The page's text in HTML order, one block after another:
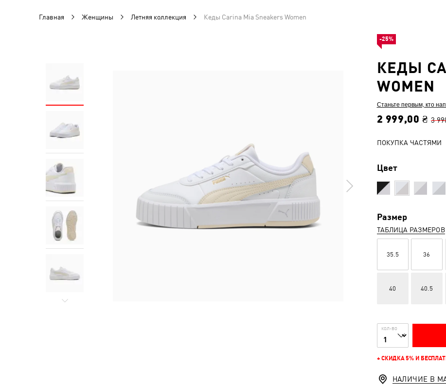
Главная Женщины Летняя коллекция Кеды Carina Mia Sneakers Women
КЕДЫ
WOMEN
Станьте первым, кто
2 999,00 ₴ 3
ПОКУПКА ЧАСТЯМИ
Цвет
Размер
ТАБЛИЦА РАЗМЕРОВ
35.5 36
40 40.5
КОЛ-ВО
+ СКИДКА 5% И
-25%
НАЛИЧИЕ В